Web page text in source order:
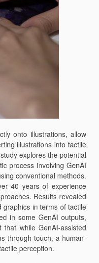
onto illustrations, allow
illustrations into tactile
explores the potential
process involving GenAI
conventional methods.
40 years of experience
Results revealed
graphics in terms of tactile
in some GenAI outputs,
while GenAI-assisted
through touch, a human-
perception.